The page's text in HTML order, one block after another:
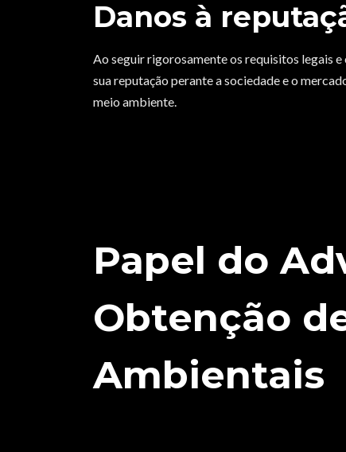
Danos à
Ao seguir rigorosamente os requisitos legais e
sua reputação perante a sociedade e o
meio ambiente.
Papel do
Obtenção
Ambientais